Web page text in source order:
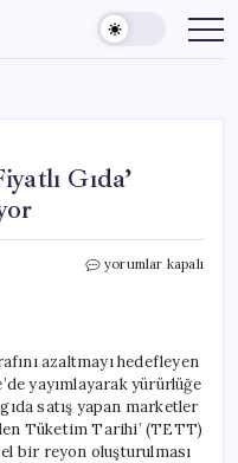
Gıda’
Marketlerde
Dönemi
Başlıyor
için
yorumlar kapalı
azaltmayı hedefleyen
yayımlayarak yürürlüğe
satış yapan marketler
Tüketim Tarihi’ (TETT)
bir reyon oluşturulması